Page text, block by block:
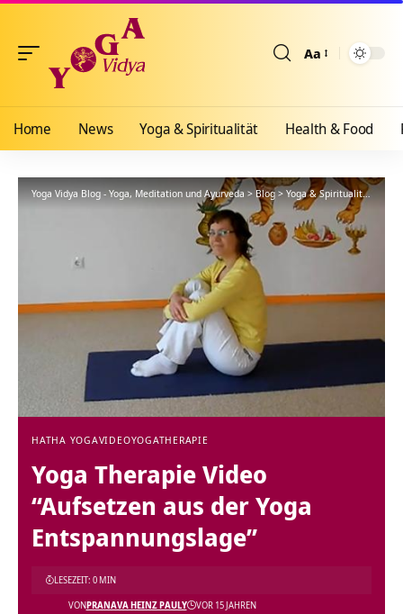
Aa
Home News Yoga & Spiritualität Health & Food
Yoga Vidya Blog - Yoga, Meditation und Ayurveda > Blog> Yoga & Spiritualität >
HATHA YOGAVIDEOYOGATHERAPIE
Yoga Therapie Video
“Aufsetzen aus der Yoga
Entspannungslage”
VONPRANAVA HEINZ PAULY VOR 15 JAHREN
LESEZEIT: 0 MIN